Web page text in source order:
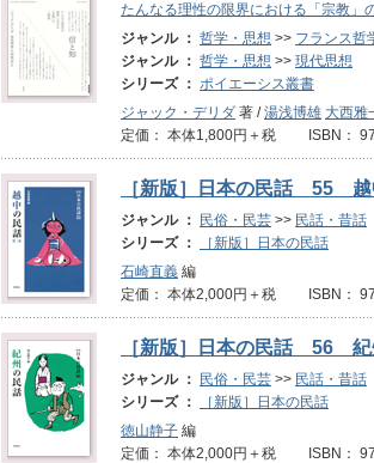
たんなる理性の限界における「宗教」
ジャンル ： 哲学・思想 >> フランス哲
ジャンル ： 哲学・思想 >> 現代思想
シリーズ ： ポイエーシス叢書
ジャック・デリダ 著 /湯浅博雄 大西雅
定価： 本体1,800円＋税 ISBN：
［新版］日本の民話 55
ジャンル ： 民俗・民芸 >> 民話・昔話
シリーズ ：
［新版］日本の民話
石崎直義 編
定価： 本体2,000円＋税 ISBN：
［新版］日本の民話 56 紀
ジャンル ： 民俗・民芸 >> 民話・昔話
シリーズ ：
［新版］日本の民話
徳山静子 編
定価： 本体2,000円＋税 ISBN：